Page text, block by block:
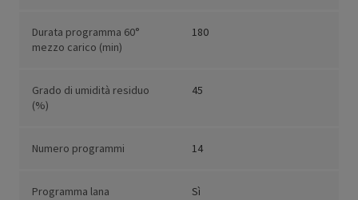
Durata programma 60°
mezzo carico (min)
180
Grado di umidità residuo
(%)
45
Numero programmi 14
Programma lana Sì